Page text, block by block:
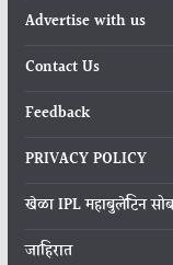
Advertise with us
Contact Us
Feedback
PRIVACY POLICY
खेळा IPL महाबुलेटिन
जाहिरात